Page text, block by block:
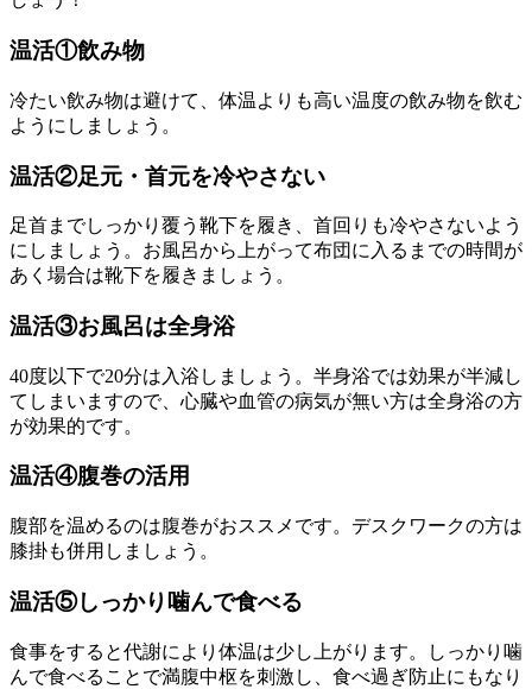
温活①飲み物
冷たい飲み物は避けて、体温よりも高い温度の飲み物を飲む
ようにしましょう。
温活②足元・首元を冷やさない
足首までしっかり覆う靴下を履き、首回りも冷やさないよう
にしましょう。お風呂から上がって布団に入るまでの時間が
あく場合は靴下を履きましょう。
温活③お風呂は全身浴
40度以下で20分は入浴しましょう。半身浴では効果が半減し
てしまいますので、心臓や血管の病気が無い方は全身浴の方
が効果的です。
温活④腹巻の活用
腹部を温めるのは腹巻がおススメです。デスクワークの方は
膝掛も併用しましょう。
温活⑤しっかり噛んで食べる
食事をすると代謝により体温は少し上がります。しっかり噛
んで食べることで満腹中枢を刺激し、食べ過ぎ防止にもなり